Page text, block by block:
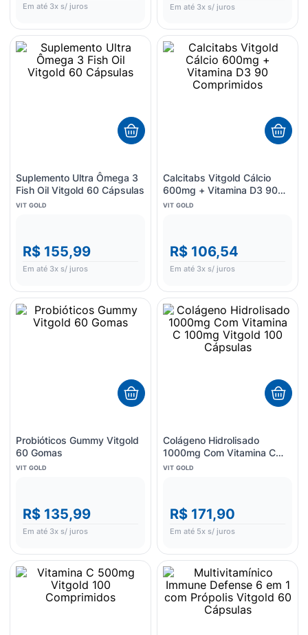
Em até 3x s/ juros Em até 3x s/ juros
Suplemento Ultra Ômega 3
Fish Oil Vitgold 60 Cápsulas
VIT GOLD
R$ 155,99
Em até 3x s/ juros
Calcitabs Vitgold Cálcio
600mg + Vitamina D3 90
Comprimidos
VIT GOLD
R$ 106,54
Em até 3x s/ juros
Probióticos Gummy Vitgold
60 Gomas
VIT GOLD
R$ 135,99
Em até 3x s/ juros
Colágeno Hidrolisado
1000mg Com Vitamina C
100mg Vitgold 100
VIT GOLD
R$ 171,90
Em até 5x s/ juros